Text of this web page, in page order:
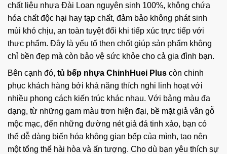
chất liệu nhựa Đài Loan nguyên sinh 100%, không chứa
hóa chất độc hại hay tạp chất, đảm bảo không phát sinh
mùi khó chịu, an toàn tuyệt đối khi tiếp xúc trực tiếp với
thực phẩm. Đây là yếu tố then chốt giúp sản phẩm không
chỉ bền đẹp mà còn bảo vệ sức khỏe cho cả gia đình bạn.
Bên cạnh đó, tủ bếp nhựa ChinhHuei Plus còn chinh
phục khách hàng bởi khả năng thích nghi linh hoạt với
nhiều phong cách kiến trúc khác nhau. Với bảng màu đa
dạng, từ những gam màu trơn hiện đại, bề mặt giả vân gỗ
mộc mạc, đến những đường nét giả đá tinh xảo, bạn có
thể dễ dàng biến hóa không gian bếp của mình, tạo nên
một tổng thể hài hòa và ấn tượng. Cho dù bạn yêu thích sự